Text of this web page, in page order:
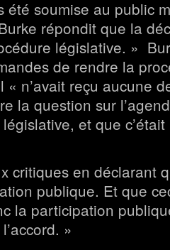
été soumise au public
répondit que la
législative. »
de rendre la
« n’avait reçu aucune
la question sur
et que
critiques en déclarant
publique. Et que
la participation
»